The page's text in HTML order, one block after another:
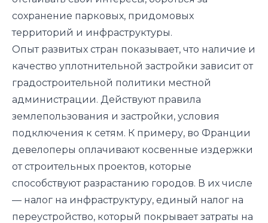
сохранение парковых, придомовых
территорий и инфраструктуры.
Опыт развитых стран показывает, что наличие и
качество уплотнительной застройки зависит от
градостроительной политики местной
администрации. Действуют правила
землепользования и застройки, условия
подключения к сетям. К примеру, во Франции
девелоперы оплачивают косвенные издержки
от строительных проектов, которые
способствуют разрастанию городов. В их числе
— налог на инфраструктуру, единый налог на
переустройство, который покрывает затраты на